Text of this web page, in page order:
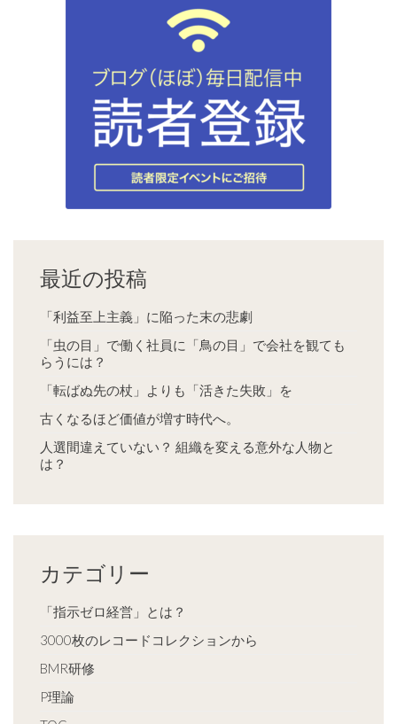
最近の投稿
「利益至上主義」に陥った末の悲劇
「虫の目」で働く社員に「鳥の目」で会社を観ても
らうには？
「転ばぬ先の杖」よりも「活きた失敗」を
古くなるほど価値が増す時代へ。
人選間違えていない？ 組織を変える意外な人物と
は？
カテゴリー
「指示ゼロ経営」とは？
3000枚のレコードコレクションから
BMR研修
P理論